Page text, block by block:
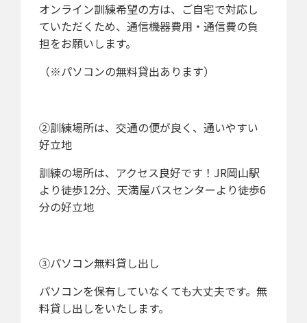
オンライン訓練希望の方は、ご自宅で対応し
ていただくため、通信機器費用・通信費の負
担をお願いします。
（※パソコンの無料貸出あります）
②訓練場所は、交通の便が良く、通いやすい
好立地
訓練の場所は、アクセス良好です！JR岡山駅
より徒歩12分、天満屋バスセンターより徒歩6
分の好立地
③パソコン無料貸し出し
パソコンを保有していなくても大丈夫です。無
料貸し出しをいたします。